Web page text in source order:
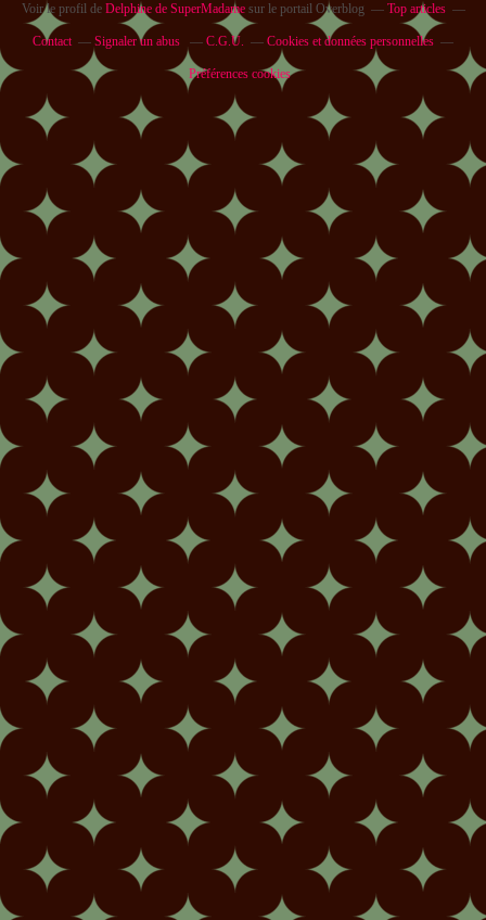
Voir le profil de Delphine de SuperMadamesur le portail Overblog Top articles
Contact Signaler un abus C.G.U. Cookies et données personnelles
Préférences cookies